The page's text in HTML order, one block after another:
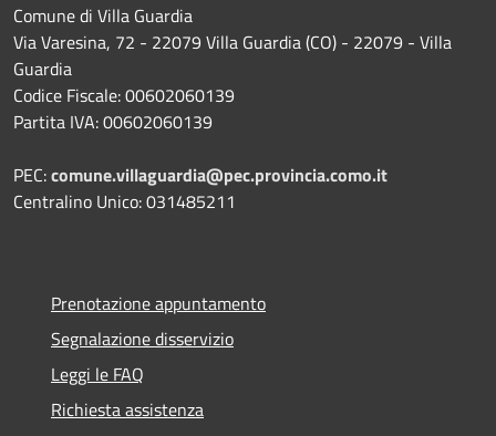
Comune di Villa Guardia
Via Varesina, 72 - 22079 Villa Guardia (CO) - 22079 - Villa
Guardia
Codice Fiscale: 00602060139
Partita IVA: 00602060139
PEC:comune.villaguardia@pec.provincia.como.it
Centralino Unico: 031485211
Prenotazione appuntamento
Segnalazione disservizio
Leggi le FAQ
Richiesta assistenza